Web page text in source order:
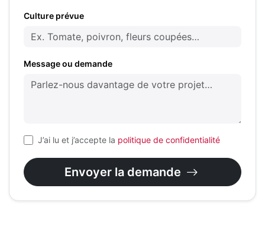
Culture prévue
Message ou demande
J’ai lu et j’accepte la politique de confidentialité
Envoyer la demande